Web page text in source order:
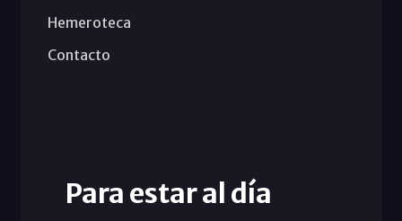
Hemeroteca
Contacto
Para estar al día